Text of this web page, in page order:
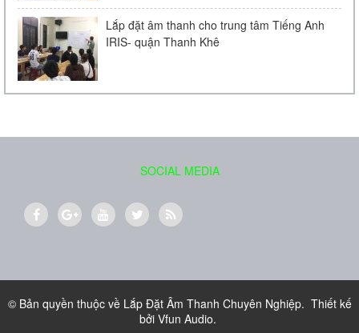
Loa âm trần Bose FreeSpace DS 16F
700.000 VND
Lắp đặt âm thanh cho trung tâm Tiếng Anh
IRIS- quận Thanh Khê
SOCIAL MEDIA
© Bản quyền thuộc về Lắp Đặt Âm Thanh Chuyên Nghiệp. Thiết kế
bởi Vfun Audio.